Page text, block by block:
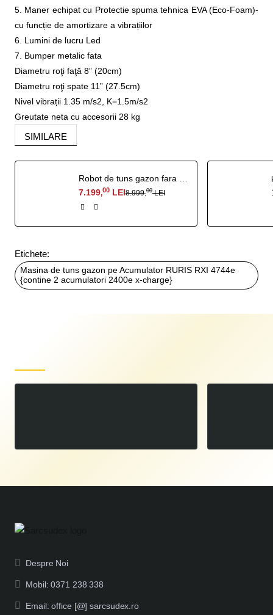
5. Maner echipat cu Protectie spuma tehnica EVA (Eco-Foam)-
cu funcție de amortizare a vibrațiilor
6. Lumini de lucru Led
7. Bumper metalic fata
Diametru roţi faţă 8” (20cm)
Diametru roţi spate 11” (27.5cm)
Nivel vibrații 1.35 m/s2, K=1.5m/s2
Greutate neta cu accesorii 28 kg
SIMILARE
Robot de tuns gazon fara fir perimetral RURIS Sentinel 1500
7.199,00 LEI8.999,00LEI
Etichete:
Masina de tuns gazon pe Acumulator RURIS RXI 4744e
{contine 2 acumulatori 2400e x-charge}
Despre Noi
Mobil: 0371 238 338
Email: office [@] sarcsudex.ro